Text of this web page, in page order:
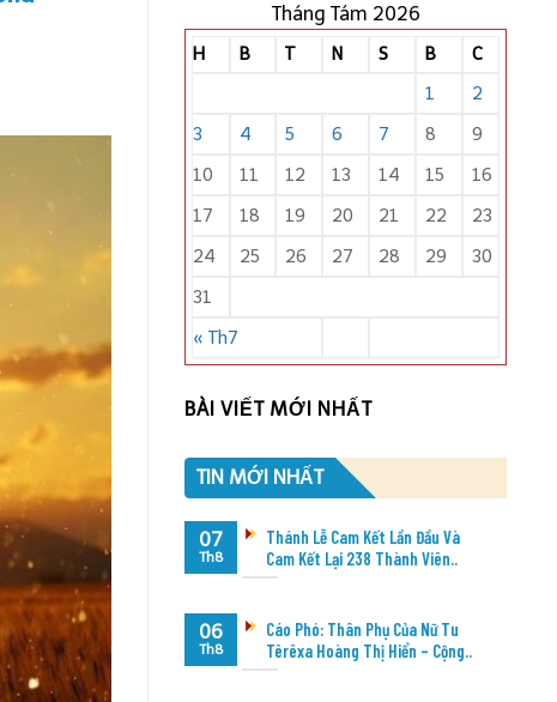
Tháng Tám 2026
H B T N S B C
« Th7
1
2
3
4 5 6 7 8
9
10
11 12 13 14 15
16
17
18 19 20 21 22
23
24
25 26 27 28 29
30
31
BÀI VIẾT MỚI NHẤT
TIN MỚI NHẤT
Thánh Lễ Cam Kết Lần Đầu Và
Cam Kết Lại 238 Thành Viên..
07
Th8
Cáo Phó: Thân Phụ Của Nữ Tu
Têrêxa Hoàng Thị Hiển – Cộng..
06
Th8